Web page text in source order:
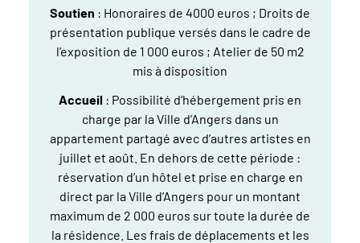
Soutien : Honoraires de 4000 euros ; Droits de
présentation publique versés dans le cadre de
l’exposition de 1 000 euros ; Atelier de 50 m2
mis à disposition
Accueil : Possibilité d’hébergement pris en
charge par la Ville d’Angers dans un
appartement partagé avec d’autres artistes en
juillet et août. En dehors de cette période :
réservation d’un hôtel et prise en charge en
direct par la Ville d’Angers pour un montant
maximum de 2 000 euros sur toute la durée de
la résidence. Les frais de déplacements et les